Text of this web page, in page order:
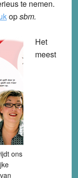
te nemen.
opsbm.
ons
Het
meest